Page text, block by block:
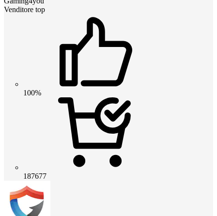
Venditore top
100%
187677